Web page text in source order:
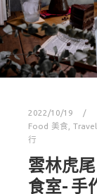
2022/10/19
Food 美食
行
雲林虎
食室- 手